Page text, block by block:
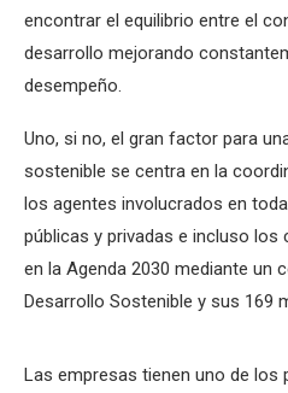
encontrar el equilibrio entre el
desarrollo mejorando
desempeño.
Uno, si no, el gran factor para
sostenible se centra en la
los agentes involucrados en
públicas y privadas e incluso los
en la Agenda 2030 mediante un
Desarrollo Sostenible y sus 169
Las empresas tienen uno de los